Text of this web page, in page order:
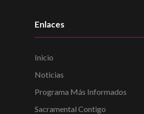
Enlaces
Inicio
Noticias
Programa Más Informados
Sacramental Contigo